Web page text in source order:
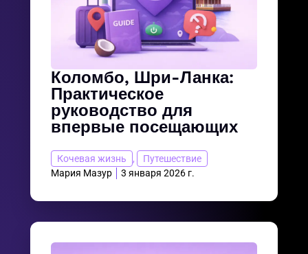
Коломбо, Шри-Ланка:
Практическое
руководство для
впервые посещающих
Кочевая жизнь ,
Путешествие
Мария Мазур
3 января 2026 г.